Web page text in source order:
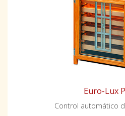
Euro-Lux
Control automático